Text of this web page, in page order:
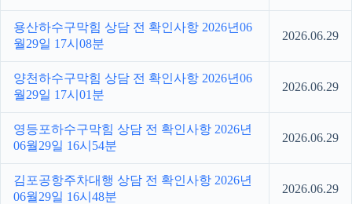
용산하수구막힘 상담 전 확인사항 2026년06
월29일 17시08분
2026.06.29
양천하수구막힘 상담 전 확인사항 2026년06
월29일 17시01분
2026.06.29
영등포하수구막힘 상담 전 확인사항 2026년
06월29일 16시54분
2026.06.29
김포공항주차대행 상담 전 확인사항 2026년
06월29일 16시48분
2026.06.29